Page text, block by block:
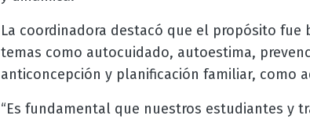
La coordinadora destacó que el propósito
temas como autocuidado, autoestima,
anticoncepción y planificación familiar, como
“Es fundamental que nuestros estudiantes y